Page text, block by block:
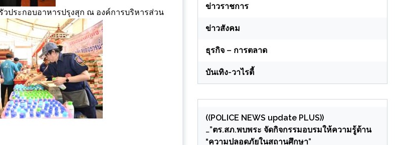
วประกอบอาหารปรุงสุก ณ องค์การบริหารส่วน
ข่าวราชการ
ข่าวสังคม
ธุรกิจ – การตลาด
บันเทิง-วาไรตี้
((POLICE NEWS update PLUS))
…”ตร.สภ.พบพระ จัดกิจกรรมอบรมให้ความรู้ด้าน
“ความปลอดภัยในสถานศึกษา”